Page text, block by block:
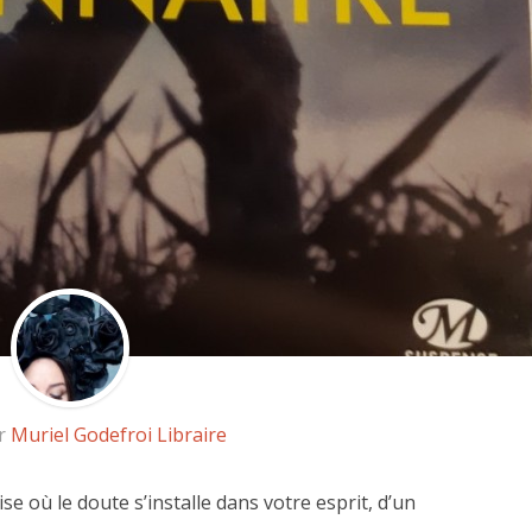
Muriel Godefroi Libraire
où le doute s’installe dans votre esprit, d’un